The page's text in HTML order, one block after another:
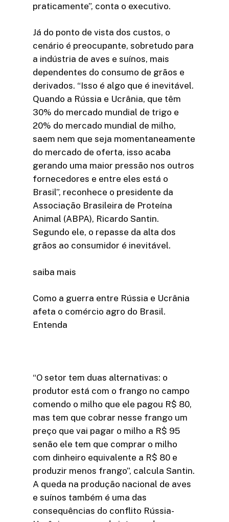
praticamente”, conta o executivo.
Já do ponto de vista dos custos, o
cenário é preocupante, sobretudo para
a indústria de aves e suínos, mais
dependentes do consumo de grãos e
derivados. “Isso é algo que é inevitável.
Quando a Rússia e Ucrânia, que têm
30% do mercado mundial de trigo e
20% do mercado mundial de milho,
saem nem que seja momentaneamente
do mercado de oferta, isso acaba
gerando uma maior pressão nos outros
fornecedores e entre eles está o
Brasil”, reconhece o presidente da
Associação Brasileira de Proteína
Animal (ABPA), Ricardo Santin.
Segundo ele, o repasse da alta dos
grãos ao consumidor é inevitável.
saiba mais
Como a guerra entre Rússia e Ucrânia
afeta o comércio agro do Brasil.
Entenda
“O setor tem duas alternativas: o
produtor está com o frango no campo
comendo o milho que ele pagou R$ 80,
mas tem que cobrar nesse frango um
preço que vai pagar o milho a R$ 95
senão ele tem que comprar o milho
com dinheiro equivalente a R$ 80 e
produzir menos frango”, calcula Santin.
A queda na produção nacional de aves
e suínos também é uma das
consequências do conflito Rússia-